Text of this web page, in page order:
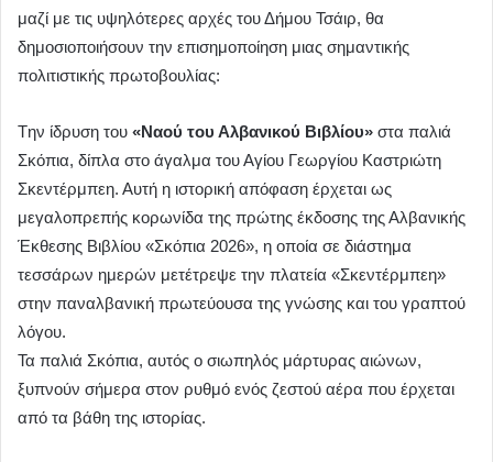
μαζί με τις υψηλότερες αρχές του Δήμου Τσάιρ, θα
δημοσιοποιήσουν την επισημοποίηση μιας σημαντικής
πολιτιστικής πρωτοβουλίας:
Tην ίδρυση του «Ναού του Αλβανικού Βιβλίου» στα παλιά
Σκόπια, δίπλα στο άγαλμα του Αγίου Γεωργίου Καστριώτη
Σκεντέρμπεη. Αυτή η ιστορική απόφαση έρχεται ως
μεγαλοπρεπής κορωνίδα της πρώτης έκδοσης της Αλβανικής
Έκθεσης Βιβλίου «Σκόπια 2026», η οποία σε διάστημα
τεσσάρων ημερών μετέτρεψε την πλατεία «Σκεντέρμπεη»
στην παναλβανική πρωτεύουσα της γνώσης και του γραπτού
λόγου.
Τα παλιά Σκόπια, αυτός ο σιωπηλός μάρτυρας αιώνων,
ξυπνούν σήμερα στον ρυθμό ενός ζεστού αέρα που έρχεται
από τα βάθη της ιστορίας.